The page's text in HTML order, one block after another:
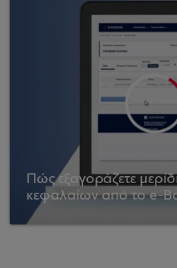
Πώς εξαγοράζετε
κεφαλαίων από το e-